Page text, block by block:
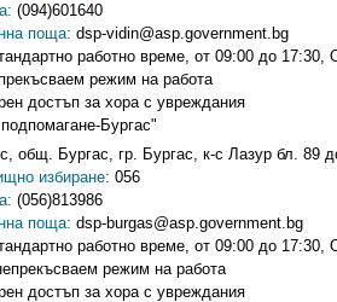
(094)601640
поща: dsp-vidin@asp.government.bg
работно време, от 09:00 до
режим на работа
достъп за хора с увреждания
Бургас"
общ. Бургас, гр. Бургас, к-с Лазур бл. 89
избиране: 056
(056)813986
поща: dsp-burgas@asp.government.bg
работно време, от 09:00 до
режим на работа
достъп за хора с увреждания